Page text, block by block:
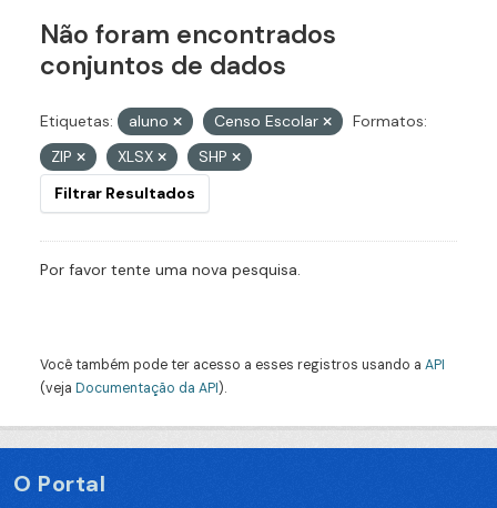
Não foram encontrados
conjuntos de dados
Etiquetas: aluno Censo Escolar
Formatos:
ZIP
XLSX
SHP
Filtrar Resultados
Por favor tente uma nova pesquisa.
Você também pode ter acesso a esses registros usando a API
(veja Documentação da API).
O Portal